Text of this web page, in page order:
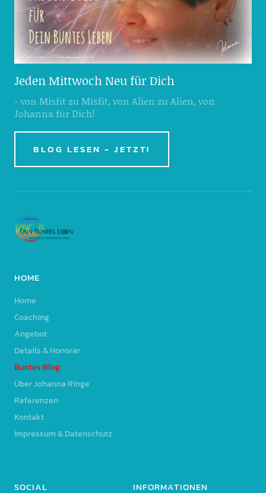
Jeden Mittwoch Neu für Dich
- von Misfit zu Misfit, von Alien zu Alien, von
Johanna für Dich!
BLOG LESEN - JETZT!
HOME
Home
Coaching
Angebot
Details & Honorar
Buntes Blog
Über Johanna Ringe
Referenzen
Kontakt
Impressum & Datenschutz
SOCIAL INFORMATIONEN